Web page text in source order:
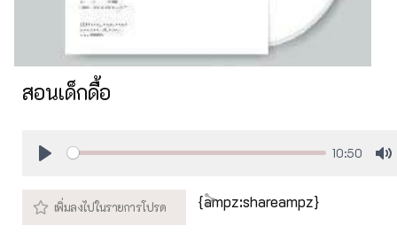
สอนเด็กดื้อ
10:50
{ampz:shareampz}